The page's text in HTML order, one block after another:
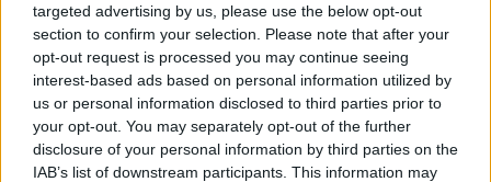
targeted advertising by us, please use the below opt-out
section to confirm your selection. Please note that after your
opt-out request is processed you may continue seeing
interest-based ads based on personal information utilized by
us or personal information disclosed to third parties prior to
your opt-out. You may separately opt-out of the further
disclosure of your personal information by third parties on the
IAB’s list of downstream participants. This information may
ΕΛΛΑΔΑ06·08·2026 21:47
Τραγωδία στα Μάλια: «Ο πανικός τη σκότωσε»
– Τι λένε μάρτυρες για τη 42χρονη Ολλανδή
που πνίγηκε προσπαθώντας να σώσει τη φίλη
της